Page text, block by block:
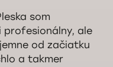
som
profesionálny, ale
od začiatku
a takmer